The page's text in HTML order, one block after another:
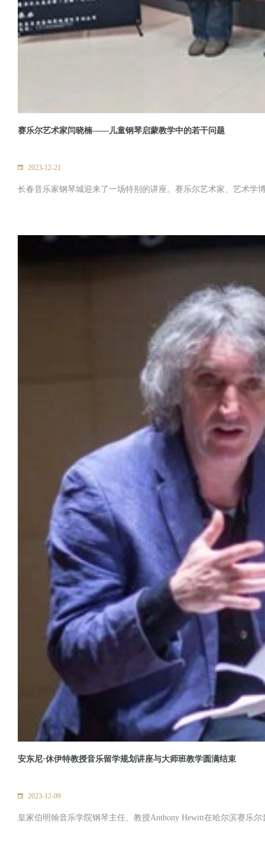
赛乐尔艺术家闫晓楠——儿童钢琴启蒙教学中的若干问题
2023-12-21
长春音乐家钢琴城迎来了一场特别的讲座。赛乐尔艺术家、艺术学
安东尼·休伊特教授音乐留学规划讲座与大师班教学圆满结束
2023-12-09
皇家伯明翰音乐学院钢琴主任、教授Anthony Hewitt在哈尔滨赛乐尔